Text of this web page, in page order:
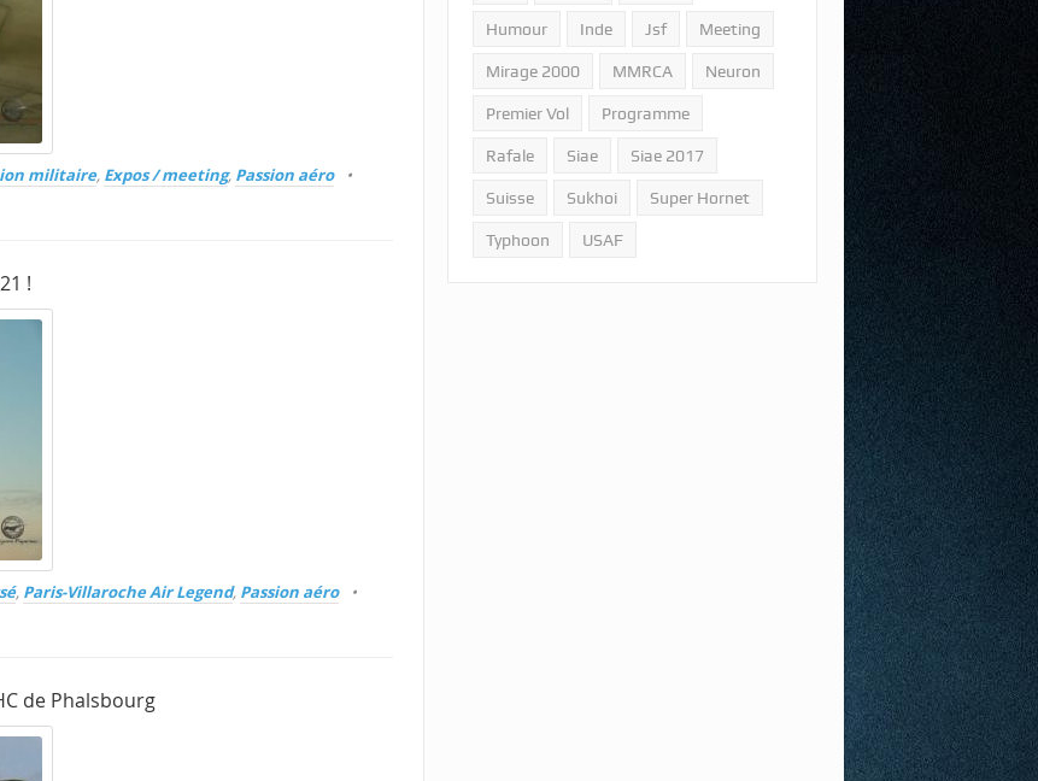
militaire, Expos / meeting, Passion aéro
!
, Paris-Villaroche Air Legend, Passion aéro
de Phalsbourg
Humour Inde Jsf Meeting
Mirage 2000 MMRCA Neuron
Premier Vol Programme
Rafale Siae Siae 2017
Suisse Sukhoi Super Hornet
Typhoon USAF